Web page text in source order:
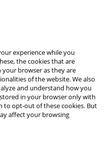
experience while you
the cookies that are
your browser as they are
of the website. We also
and understand how you
in your browser only with
to opt-out of these cookies. But
affect your browsing